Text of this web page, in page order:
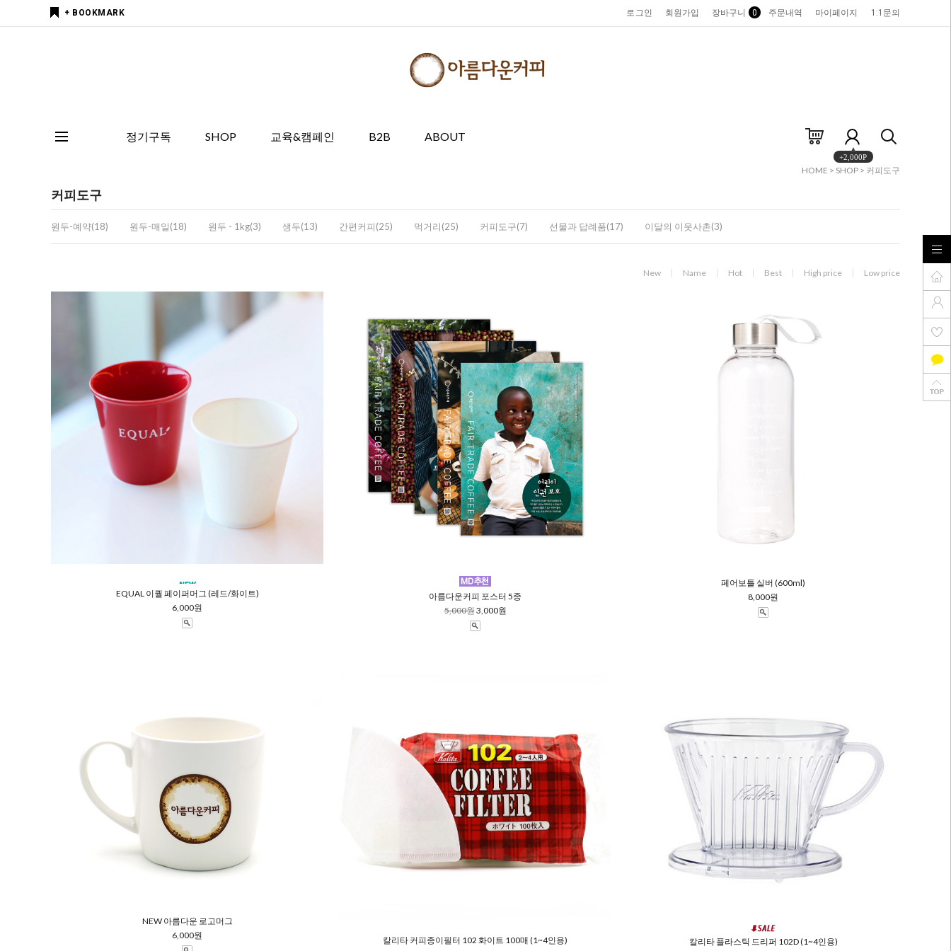
+ BOOKMARK 로그인 회원가입 장바구니 0 주문내역 마이페이지 1:1문의
정기구독 SHOP 교육&캠페인 B2B ABOUT
+2,000P
HOME > SHOP > 커피도구
커피도구
원두-예약(18) 원두-매일(18) 원두 - 1kg(3) 생두(13) 간편커피(25) 먹거리(25) 커피도구(7) 선물과 답례품(17) 이달의 이웃사촌(3)
New Name Hot Best High price Low price
EQUAL 이퀄 페이퍼머그 (레드/화이트)
6,000원
아름다운커피 포스터 5종
5,000원3,000원
페어보틀 실버 (600ml)
8,000원
NEW 아름다운 로고머그
6,000원
칼리타 커피종이필터 102 화이트 100매 (1~4인용)
칼리타 플라스틱 드리퍼 102D (1~4인용)